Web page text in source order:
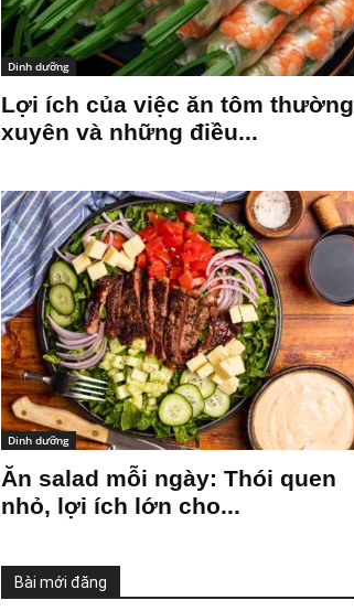
Dinh dưỡng
Lợi ích của việc ăn tôm thường
xuyên và những điều...
Dinh dưỡng
Ăn salad mỗi ngày: Thói quen
nhỏ, lợi ích lớn cho...
Bài mới đăng